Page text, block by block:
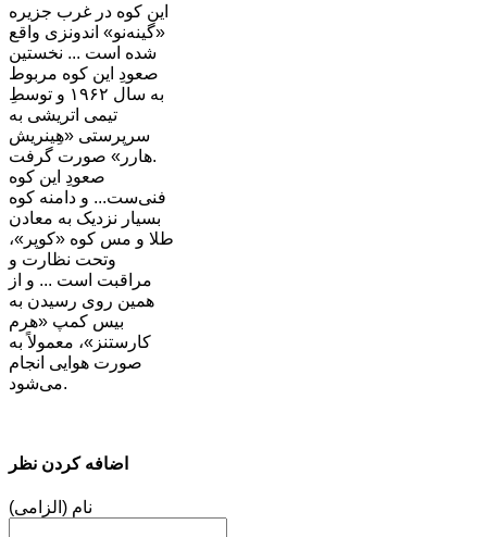
این کوه در غرب جزیره
«گینه‌نو» اندونزی واقع
شده است ... نخستین
صعودِ این کوه مربوط
به سال ۱۹۶۲ و توسطِ
تیمی اتریشی به
سرپرستی «هِینریش
هارر» صورت گرفت.
صعودِ این کوه
فنی‌ست... و دامنه کوه
بسیار نزدیک به معادن
طلا و مس کوه «کوپر»،
وتحت نظارت و
مراقبت است ... و از
همین روی رسیدن به
بیس کمپ «هرم
کارستنز»، معمولاً به
صورت هوایی انجام
می‌شود.
اضافه کردن نظر
نام (الزامی)